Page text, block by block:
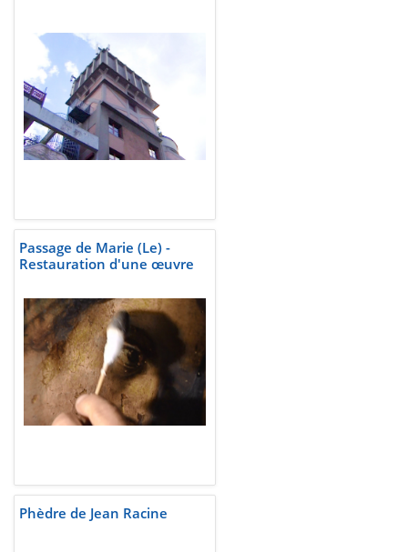
Passage de Marie (Le) -
Restauration d'une œuvre
Phèdre de Jean Racine